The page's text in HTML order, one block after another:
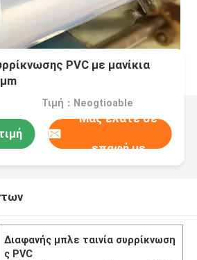
PVC με μανίκια
Τιμή：Neogtioable
Μας ελάτε σε
επαφή με
Διαφανής μπλε ταινία συρρίκνωση
ς PVC